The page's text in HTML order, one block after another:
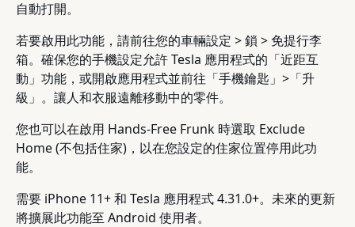
自動打開。
若要啟用此功能，請前往您的車輛設定 > 鎖 > 免提行李
箱。確保您的手機設定允許 Tesla 應用程式的「近距互
動」功能，或開啟應用程式並前往「手機鑰匙」>「升
級」。讓人和衣服遠離移動中的零件。
您也可以在啟用 Hands-Free Frunk 時選取 Exclude
Home (不包括住家)，以在您設定的住家位置停用此功
能。
需要 iPhone 11+ 和 Tesla 應用程式 4.31.0+。未來的更新
將擴展此功能至 Android 使用者。